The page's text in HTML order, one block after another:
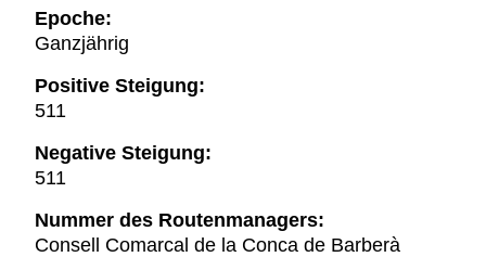
Epoche:
Ganzjährig
Positive Steigung:
511
Negative Steigung:
511
Nummer des Routenmanagers:
Consell Comarcal de la Conca de Barberà